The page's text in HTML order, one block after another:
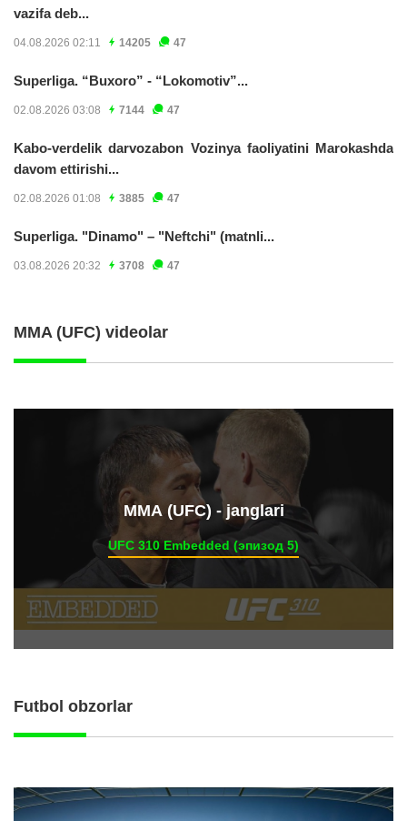
vazifa deb...
04.08.2026 02:11 14205 47
Superliga. “Buxoro” - “Lokomotiv”...
02.08.2026 03:08 7144 47
Kabo-verdelik darvozabon Vozinya faoliyatini Marokashda
davom ettirishi...
02.08.2026 01:08 3885 47
Superliga. "Dinamo" – "Neftchi" (matnli...
03.08.2026 20:32 3708 47
MMA (UFC) videolar
ММА (UFC) - janglari
UFC 310 Embedded (эпизод 5)
Futbol obzorlar